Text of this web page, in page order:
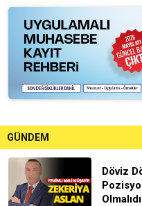
GÜNDEM
Döviz